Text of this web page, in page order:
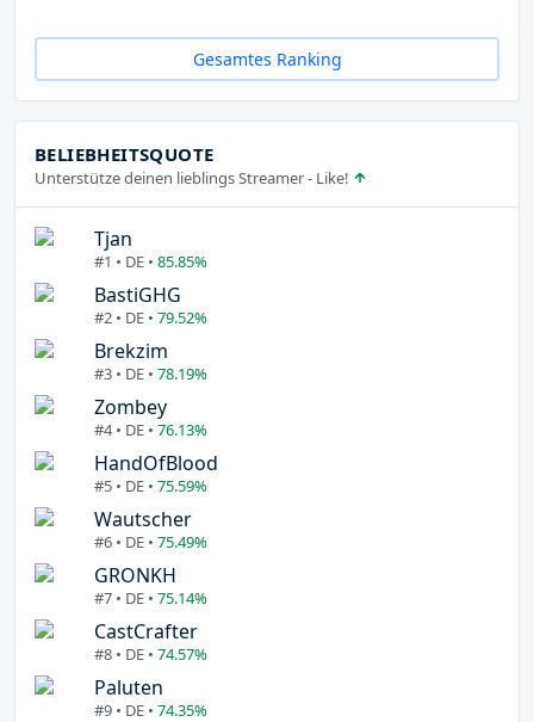
Gesamtes Ranking
BELIEBHEITSQUOTE
Unterstütze deinen lieblings Streamer - Like!
Tjan
#1 • DE • 85.85%
BastiGHG
#2 • DE • 79.52%
Brekzim
#3 • DE • 78.19%
Zombey
#4 • DE • 76.13%
HandOfBlood
#5 • DE • 75.59%
Wautscher
#6 • DE • 75.49%
GRONKH
#7 • DE • 75.14%
CastCrafter
#8 • DE • 74.57%
Paluten
#9 • DE • 74.35%